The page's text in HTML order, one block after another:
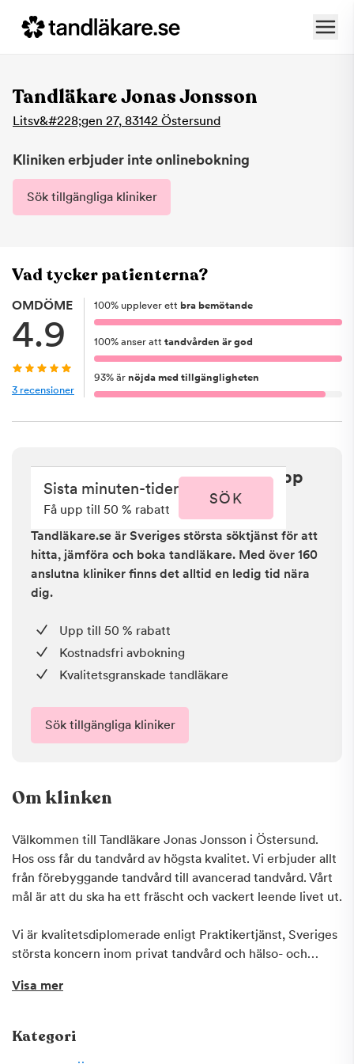
Tandläkare Jonas Jonsson
Litsv&#228;gen 27, 83142 Östersund
Kliniken erbjuder inte onlinebokning
Sök tillgängliga kliniker
Vad tycker patienterna?
OMDÖME
4.9
3 recensioner
100% upplever ett bra bemötande
100% anser att tandvården är god
93% är nöjda med tillgängligheten
Sista minuten i Östersund - få upp
till 50 % rabatt
Tandläkare.se är Sveriges största söktjänst för att
hitta, jämföra och boka tandläkare. Med över 160
anslutna kliniker finns det alltid en ledig tid nära
dig.
Upp till 50 % rabatt
Kostnadsfri avbokning
Kvalitetsgranskade tandläkare
Sök tillgängliga kliniker
Sista minuten-tider
Få upp till 50 % rabatt
SÖK
Om klinken
Välkommen till Tandläkare Jonas Jonsson i Östersund.
Hos oss får du tandvård av högsta kvalitet. Vi erbjuder allt
från förebyggande tandvård till avancerad tandvård. Vårt
mål är att du ska ha ett fräscht och vackert leende livet ut.
Vi är kvalitetsdiplomerade enligt Praktikertjänst, Sveriges
största koncern inom privat tandvård och hälso- och
på Praktikertjänst ett kostnadsfritt Tandvårdskonto där du
tandläkarbesök. Detta gör det även möjligt för dig att
delbetala dina kostnader. Fråga oss om du vill veta mer! En
Visa mer
Kategori